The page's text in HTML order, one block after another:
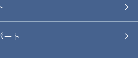
ート